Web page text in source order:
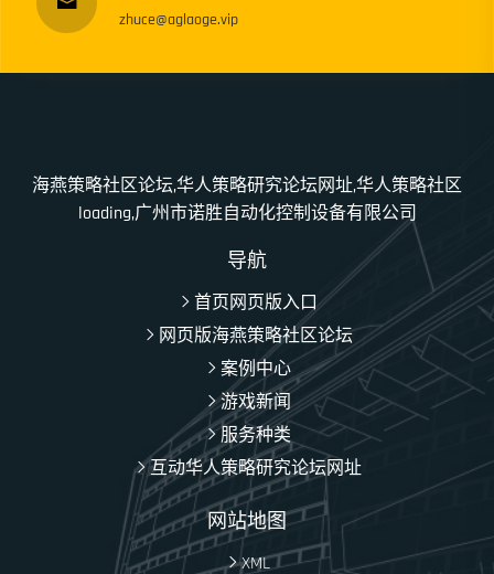
zhuce@aglaoge.vip
海燕策略社区论坛,华人策略研究论坛网址,华人策略社区
loading,广州市诺胜自动化控制设备有限公司
导航
首页网页版入口
网页版海燕策略社区论坛
案例中心
游戏新闻
服务种类
互动华人策略研究论坛网址
网站地图
XML